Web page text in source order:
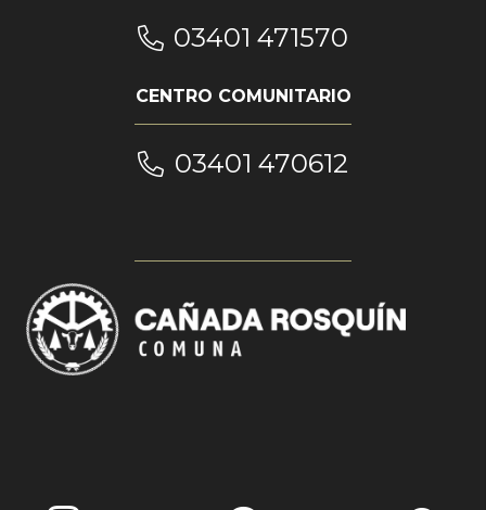
03401 471570
CENTRO COMUNITARIO
03401 470612